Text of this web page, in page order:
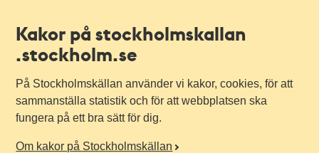
Kakor på stockholmskallan
.stockholm.se
På Stockholmskällan använder vi kakor, cookies, för att
sammanställa statistik och för att webbplatsen ska
fungera på ett bra sätt för dig.
Om kakor på Stockholmskällan